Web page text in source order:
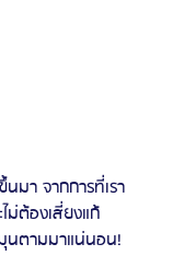
มา จากการที่เรา
ม่ต้องเสี่ยงแก้
นตามมาแน่นอน!